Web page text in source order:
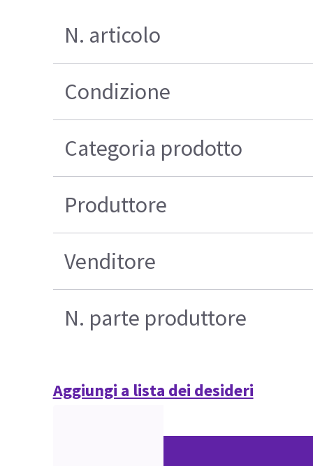
N. articolo
Condizione
Categoria prodotto
Produttore
Venditore
N. parte produttore
Aggiungi a lista dei desideri